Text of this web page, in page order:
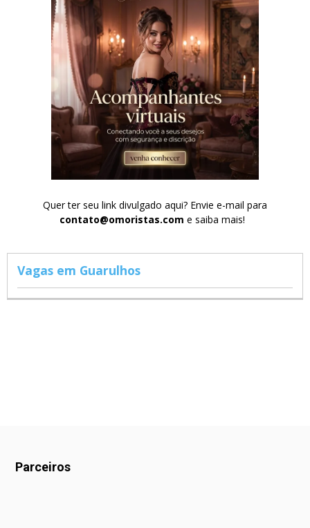
Quer ter seu link divulgado aqui? Envie e-mail para
contato@omoristas.com e saiba mais!
Vagas em Guarulhos
Parceiros